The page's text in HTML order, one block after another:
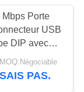
18
Mbps Porte
USB
DIP avec
PAS.